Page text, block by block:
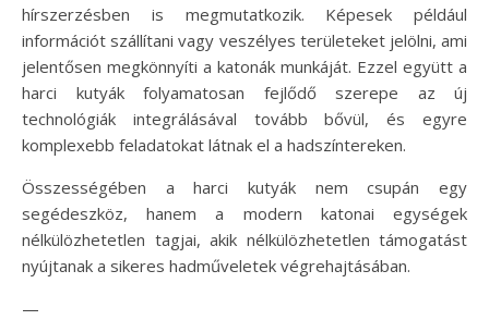
hírszerzésben is megmutatkozik. Képesek például
információt szállítani vagy veszélyes területeket jelölni, ami
jelentősen megkönnyíti a katonák munkáját. Ezzel együtt a
harci kutyák folyamatosan fejlődő szerepe az új
technológiák integrálásával tovább bővül, és egyre
komplexebb feladatokat látnak el a hadszíntereken.
Összességében a harci kutyák nem csupán egy
segédeszköz, hanem a modern katonai egységek
nélkülözhetetlen tagjai, akik nélkülözhetetlen támogatást
nyújtanak a sikeres hadműveletek végrehajtásában.
—